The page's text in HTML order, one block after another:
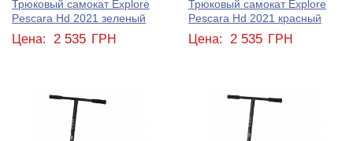
Трюковый самокат Explore
Pescara Hd 2021 зеленый
Цена: 2 535 ГРН
Трюковый самокат Explore
Pescara Hd 2021 красный
Цена: 2 535 ГРН